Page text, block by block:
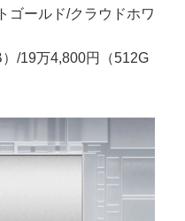
ゴールド/クラウドホワ
/19万4,800円（512G